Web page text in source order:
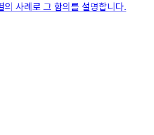
사례로 그 함의를 설명합니다.